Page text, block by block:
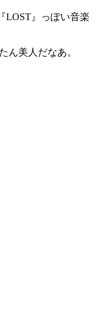
LOST』っぽい音楽
ん美人だなあ。